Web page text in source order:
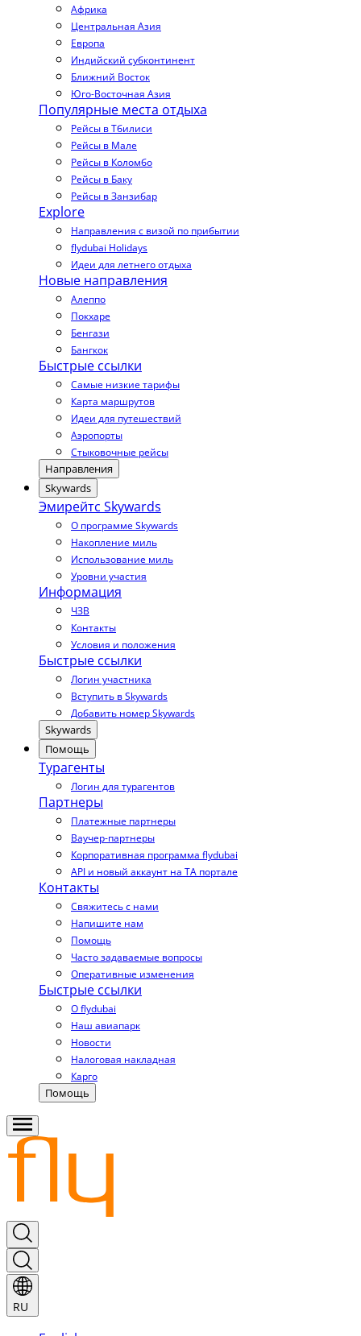
Африка
Центральная Азия
Европа
Индийский субконтинент
Ближний Восток
Юго-Восточная Азия
Популярные места отдыха
Рейсы в Тбилиси
Рейсы в Мале
Рейсы в Коломбо
Рейсы в Баку
Рейсы в Занзибар
Explore
Направления с визой по прибытии
flydubai Holidays
Идеи для летнего отдыха
Новые направления
Алеппо
Покхаре
Бенгази
Бангкок
Быстрые ссылки
Самые низкие тарифы
Карта маршрутов
Идеи для путешествий
Аэропорты
Стыковочные рейсы
Направления
Skywards
Эмирейтс Skywards
О программе Skywards
Накопление миль
Использование миль
Уровни участия
Информация
ЧЗВ
Контакты
Условия и положения
Быстрые ссылки
Логин участника
Вступить в Skywards
Добавить номер Skywards
Skywards
Помощь
Турагенты
Логин для турагентов
Партнеры
Платежные партнеры
Ваучер-партнеры
Корпоративная программа flydubai
API и новый аккаунт на TA портале
Контакты
Свяжитесь с нами
Напишите нам
Помощь
Часто задаваемые вопросы
Оперативные изменения
Быстрые ссылки
О flydubai
Наш авиапарк
Новости
Налоговая накладная
Карго
Помощь
RU